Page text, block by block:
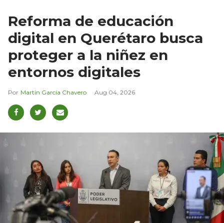
Reforma de educación
digital en Querétaro busca
proteger a la niñez en
entornos digitales
Martín García Chavero Aug 04, 2026